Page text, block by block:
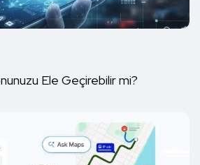
Ele Geçirebilir mi?